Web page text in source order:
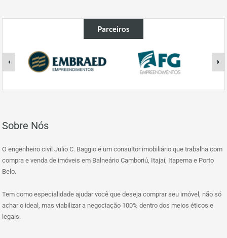
Parceiros
Sobre Nós
O engenheiro civil Julio C. Baggio é um consultor imobiliário que trabalha com
compra e venda de imóveis em Balneário Camboriú, Itajaí, Itapema e Porto
Belo.
Tem como especialidade ajudar você que deseja comprar seu imóvel, não só
achar o ideal, mas viabilizar a negociação 100% dentro dos meios éticos e
legais.